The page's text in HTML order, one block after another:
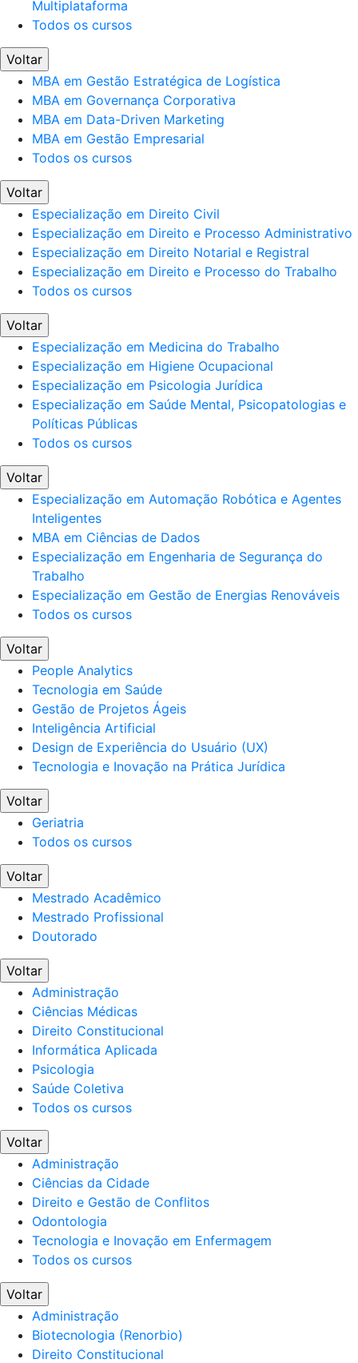
Multiplataforma
Todos os cursos
Voltar
MBA em Gestão Estratégica de Logística
MBA em Governança Corporativa
MBA em Data-Driven Marketing
MBA em Gestão Empresarial
Todos os cursos
Voltar
Especialização em Direito Civil
Especialização em Direito e Processo Administrativo
Especialização em Direito Notarial e Registral
Especialização em Direito e Processo do Trabalho
Todos os cursos
Voltar
Especialização em Medicina do Trabalho
Especialização em Higiene Ocupacional
Especialização em Psicologia Jurídica
Especialização em Saúde Mental, Psicopatologias e
Políticas Públicas
Todos os cursos
Voltar
Especialização em Automação Robótica e Agentes
Inteligentes
MBA em Ciências de Dados
Especialização em Engenharia de Segurança do
Trabalho
Especialização em Gestão de Energias Renováveis
Todos os cursos
Voltar
People Analytics
Tecnologia em Saúde
Gestão de Projetos Ágeis
Inteligência Artificial
Design de Experiência do Usuário (UX)
Tecnologia e Inovação na Prática Jurídica
Voltar
Geriatria
Todos os cursos
Voltar
Mestrado Acadêmico
Mestrado Profissional
Doutorado
Voltar
Administração
Ciências Médicas
Direito Constitucional
Informática Aplicada
Psicologia
Saúde Coletiva
Todos os cursos
Voltar
Administração
Ciências da Cidade
Direito e Gestão de Conflitos
Odontologia
Tecnologia e Inovação em Enfermagem
Todos os cursos
Voltar
Administração
Biotecnologia (Renorbio)
Direito Constitucional